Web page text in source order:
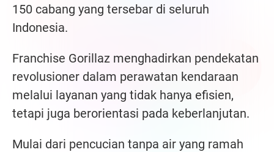
150 cabang yang tersebar di seluruh
Indonesia.
Franchise Gorillaz menghadirkan pendekatan
revolusioner dalam perawatan kendaraan
melalui layanan yang tidak hanya efisien,
tetapi juga berorientasi pada keberlanjutan.
Mulai dari pencucian tanpa air yang ramah